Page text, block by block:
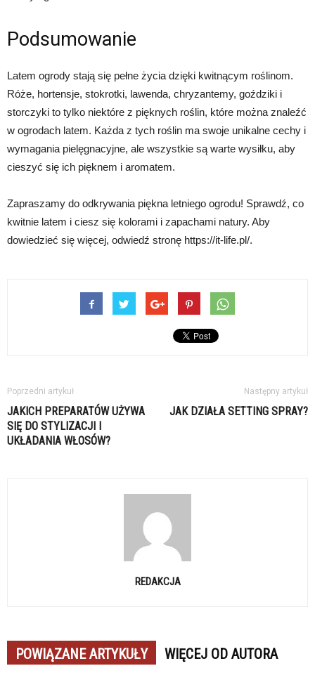
Podsumowanie
Latem ogrody stają się pełne życia dzięki kwitnącym roślinom.
Róże, hortensje, stokrotki, lawenda, chryzantemy, goździki i
storczyki to tylko niektóre z pięknych roślin, które można znaleźć
w ogrodach latem. Każda z tych roślin ma swoje unikalne cechy i
wymagania pielęgnacyjne, ale wszystkie są warte wysiłku, aby
cieszyć się ich pięknem i aromatem.
Zapraszamy do odkrywania piękna letniego ogrodu! Sprawdź, co
kwitnie latem i ciesz się kolorami i zapachami natury. Aby
dowiedzieć się więcej, odwiedź stronę https://it-life.pl/.
Poprzedni artykuł
JAKICH PREPARATÓW UŻYWA
SIĘ DO STYLIZACJI I
UKŁADANIA WŁOSÓW?
Następny artykuł
JAK DZIAŁA SETTING SPRAY?
REDAKCJA
POWIĄZANE ARTYKUŁY WIĘCEJ OD AUTORA